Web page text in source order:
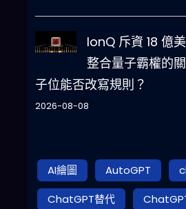
IonQ 斥資 18 億
整合量子霸權的
子位能否改寫規則？
2026-08-08
AI繪圖 AutoGPT
ChatGPT替代